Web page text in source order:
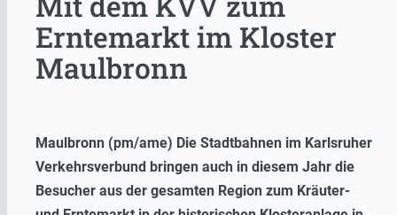
Erntemarkt im Kloster
Maulbronn
Maulbronn (pm/ame) Die Stadtbahnen im Karlsruher
Verkehrsverbund bringen auch in diesem Jahr die
Besucher aus der gesamten Region zum Kräuter-